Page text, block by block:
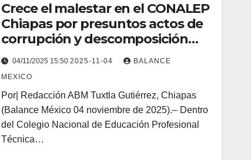
Crece el malestar en el CONALEP
Chiapas por presuntos actos de
corrupción y descomposición
administrativa
04/11/2025 15:502025-11-04
BALANCE
MEXICO
Por| Redacción ABM Tuxtla Gutiérrez, Chiapas
(Balance México 04 noviembre de 2025).– Dentro
del Colegio Nacional de Educación Profesional
Técnica…